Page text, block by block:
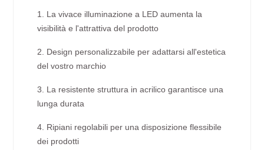
1. La vivace illuminazione a LED aumenta la
visibilità e l'attrattiva del prodotto
2. Design personalizzabile per adattarsi all'estetica
del vostro marchio
3. La resistente struttura in acrilico garantisce una
lunga durata
4. Ripiani regolabili per una disposizione flessibile
dei prodotti